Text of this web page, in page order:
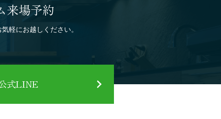
来場予約
気軽にお越しください。
式LINE